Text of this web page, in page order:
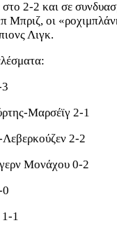
στο 2-2 και σε
Μπριζ, οι
Λιγκ.
Μαρσέϊγ 2-1
2-2
Μονάχου 0-2
0
1-1